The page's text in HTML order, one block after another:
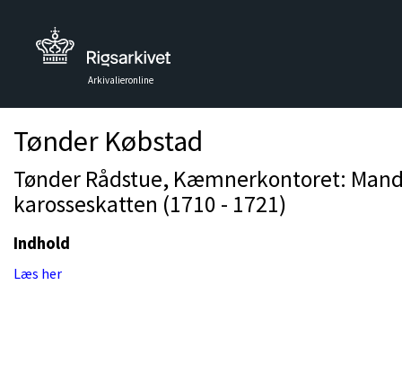
Arkivalieronline
Tønder Købstad
Tønder Rådstue, Kæmnerkontoret:
karosseskatten (1710 - 1721)
Indhold
Læs her